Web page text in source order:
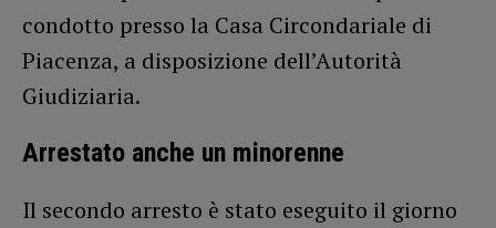
condotto presso la Casa Circondariale di
Piacenza, a disposizione dell’Autorità
Giudiziaria.
Arrestato anche un minorenne
Il secondo arresto è stato eseguito il giorno